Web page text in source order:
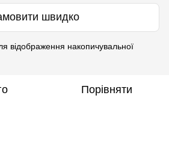
швидко
відображення накопичувальної
Порівняти